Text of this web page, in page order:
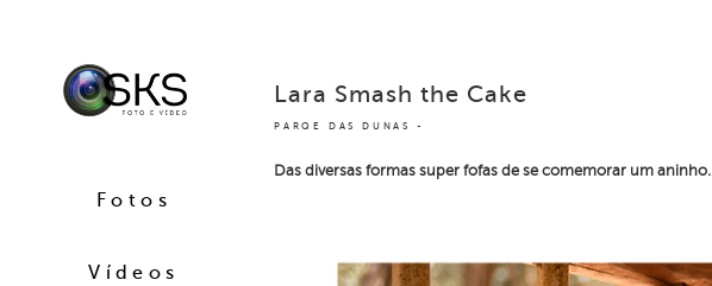
Fotos
Vídeos
PARQE DAS DUNAS
Lara Smash the Cake
Das diversas formas super fofas de se comemorar um aninho.